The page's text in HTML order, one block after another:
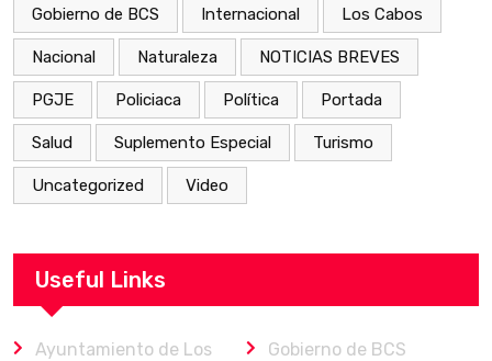
Gobierno de BCS Internacional Los Cabos
Nacional Naturaleza NOTICIAS BREVES
PGJE Policiaca Política Portada
Salud Suplemento Especial Turismo
Uncategorized Video
Useful Links
Ayuntamiento de Los
Gobierno de BCS